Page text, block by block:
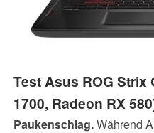
Test Asus ROG Strix
1700, Radeon RX
Paukenschlag.Während